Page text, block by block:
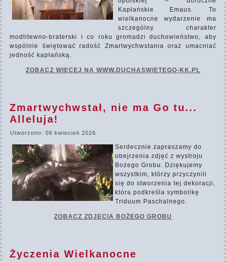
Kapłańskie Emaus. To
wielkanocne wydarzenie ma
szczególny charakter
modlitewno-braterski i co roku gromadzi duchowieństwo, aby
wspólnie świętować radość Zmartwychwstania oraz umacniać
jedność kapłańską.
ZOBACZ WIĘCEJ NA WWW.DUCHASWIETEGO-KK.PL
Zmartwychwstał, nie ma Go tu...
Alleluja!
Utworzono: 06 kwiecień 2026
Serdecznie zapraszamy do
obejrzenia zdjęć z wystroju
Bożego Grobu. Dziękujemy
wszystkim, którzy przyczynili
się do stworzenia tej dekoracji,
która podkreśla symbolikę
Triduum Paschalnego.
ZOBACZ ZDJĘCIA BOŻEGO GROBU
Życzenia Wielkanocne